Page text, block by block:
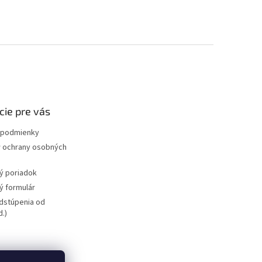
pre vás
osobných
poriadok
formulár
od